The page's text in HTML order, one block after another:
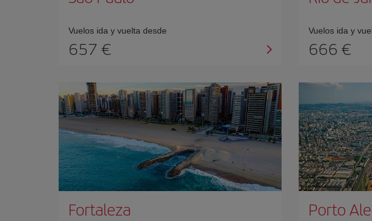
Vuelos ida y vuelta desde
657 €
Vuelos ida y
666 €
Fortaleza Porto